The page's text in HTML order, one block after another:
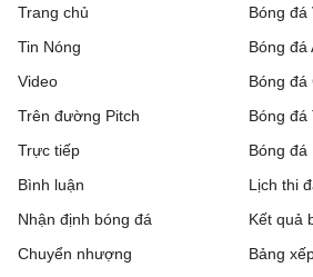
Trang chủ
Tin Nóng
Video
Trên đường Pitch
Trực tiếp
Bóng đá
Bóng đá
Bóng đá
Bóng đá
Bóng đá
Bình luận
Nhận định bóng đá
Chuyển nhượng
Lịch thi
Kết quả
Bảng